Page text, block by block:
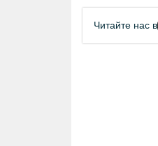
Читайте нас в